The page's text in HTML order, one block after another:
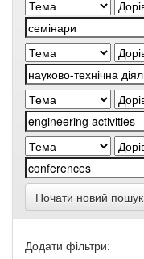
Почати новий пошук
Додати фільтри: